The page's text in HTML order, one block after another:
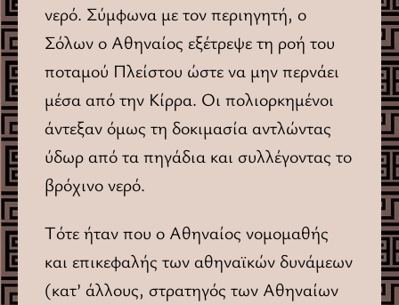
νερό. Σύμφωνα με τον περιηγητή, ο
Σόλων ο Αθηναίος εξέτρεψε τη ροή του
ποταμού Πλείστου ώστε να μην περνάει
μέσα από την Kίρρα. Οι πολιορκημένοι
άντεξαν όμως τη δοκιμασία αντλώντας
ύδωρ από τα πηγάδια και συλλέγοντας το
βρόχινο νερό.
Τότε ήταν που ο Αθηναίος νομομαθής
και επικεφαλής των αθηναϊκών δυνάμεων
(κατ’ άλλους, στρατηγός των Αθηναίων